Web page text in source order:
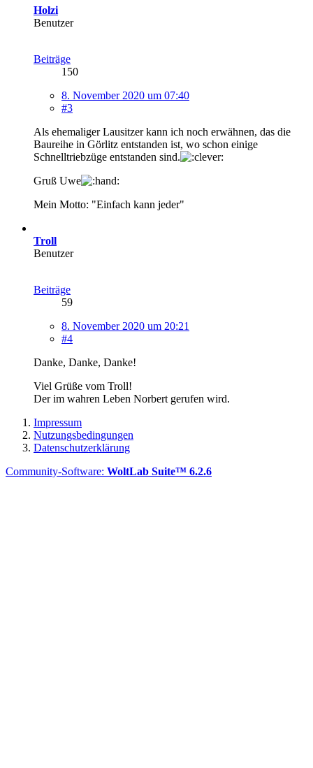
Holzi
Benutzer
Beiträge
150
8. November 2020 um 07:40
#3
Als ehemaliger Lausitzer kann ich noch erwähnen, das die
Baureihe in Görlitz entstanden ist, wo schon einige
Schnelltriebzüge entstanden sind.
Gruß Uwe
Mein Motto: "Einfach kann jeder"
Troll
Benutzer
Beiträge
59
8. November 2020 um 20:21
#4
Danke, Danke, Danke!
Viel Grüße vom Troll!
Der im wahren Leben Norbert gerufen wird.
Impressum
Nutzungsbedingungen
Datenschutzerklärung
Community-Software: WoltLab Suite™ 6.2.6